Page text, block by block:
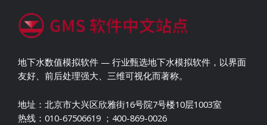
地下水数值模拟软件 — 行业甄选地下水模拟软件，以界面
友好、前后处理强大、三维可视化而著称。
地址：北京市大兴区欣雅街16号院7号楼10层1003室
热线：010-67506619 ；400-869-0026